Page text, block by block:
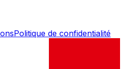
Politique de confidentialité